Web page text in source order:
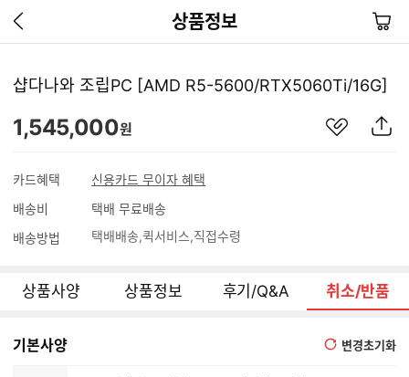
상품정보
이
지
기
장
바
샵다나와 조립PC [AMD R5-5600/RTX5060Ti/16G]
1,545,000원
카드혜택
신용카드 무이자 혜택
배송비
택배 무료배송
배송방법
택배배송 퀵서비스 직접수령
상품사양 상품정보 후기/Q&A 취소/반품
기본사양 변경초기화